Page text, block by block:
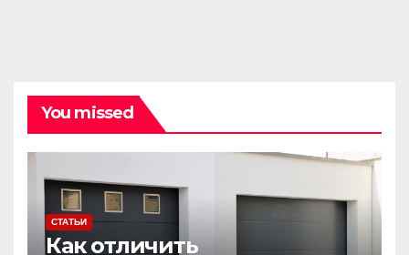
You missed
СТАТЬИ
Как отличить